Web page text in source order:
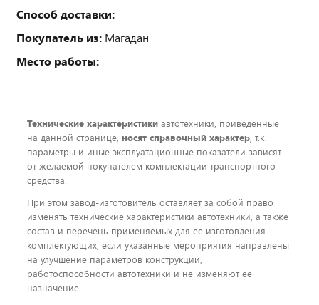
Способ доставки:
Покупатель из: Магадан
Место работы:
Технические характеристики автотехники, приведенные
на данной странице, носят справочный характер, т.к.
параметры и иные эксплуатационные показатели зависят
от желаемой покупателем комплектации транспортного
средства.
При этом завод-изготовитель оставляет за собой право
изменять технические характеристики автотехники, а также
состав и перечень применяемых для ее изготовления
комплектующих, если указанные мероприятия направлены
на улучшение параметров конструкции,
работоспособности автотехники и не изменяют ее
назначение.